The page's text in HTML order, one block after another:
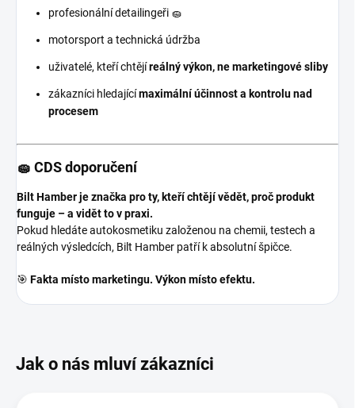
profesionální detailingeři 🧽
motorsport a technická údržba
uživatelé, kteří chtějíreálný výkon, ne marketingové sliby
zákazníci hledajícímaximální účinnost a kontrolu nad
procesem
🧽 CDS doporučení
Bilt Hamber je značka pro ty, kteří chtějí vědět, proč produkt
funguje – a vidět to v praxi.
Pokud hledáte autokosmetiku založenou na chemii, testech a
reálných výsledcích, Bilt Hamber patří k absolutní špičce.
🎯 Fakta místo marketingu. Výkon místo efektu.